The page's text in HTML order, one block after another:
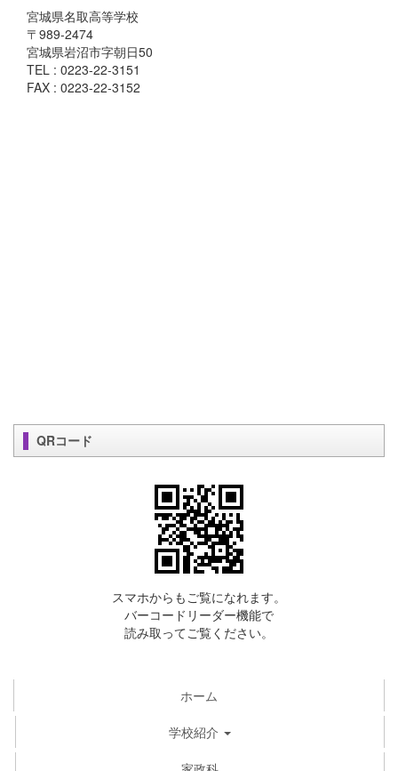
宮城県名取高等学校
〒989-2474
宮城県岩沼市字朝日50
TEL : 0223-22-3151
FAX : 0223-22-3152
QRコード
スマホからもご覧になれます。
バーコードリーダー機能で
読み取ってご覧ください。
ホーム
学校紹介